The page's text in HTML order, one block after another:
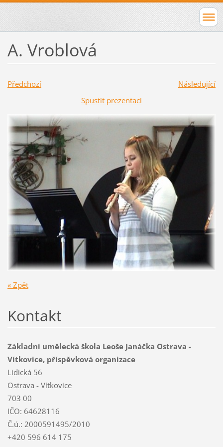
A. Vroblová
Předchozí
Následující
Spustit prezentaci
« Zpět
Kontakt
Základní umělecká škola Leoše Janáčka Ostrava -
Vítkovice, příspěvková organizace
Lidická 56
Ostrava - Vítkovice
703 00
IČO: 64628116
Č.ú.: 2000591495/2010
+420 596 614 175